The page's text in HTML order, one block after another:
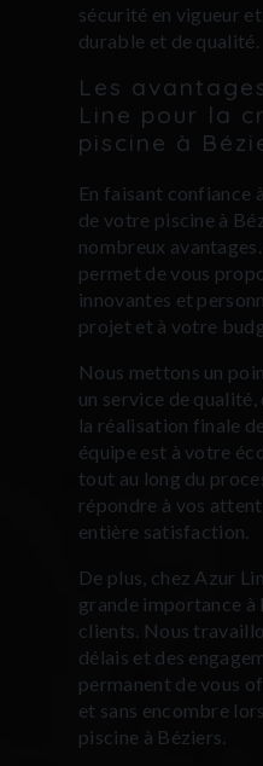
sécurité en vigueur
durable et de qualité.
Les
Line pour la
piscine à
En faisant confiance
de votre piscine à
nombreux
permet de vous
innovantes et
projet et à votre
Nous mettons un
un service de
la réalisation finale
équipe est à votre
tout au long du
répondre à vos
entière satisfaction.
De plus, chez Azur
grande importance à
clients. Nous
délais et des
permanent de vous
et sans encombre
piscine à Béziers.